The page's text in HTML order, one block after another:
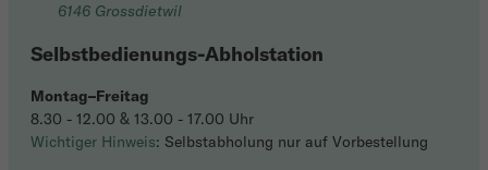
6146 Grossdietwil
Selbstbedienungs-Abholstation
Montag–Freitag
8.30 - 12.00 & 13.00 - 17.00 Uhr
Wichtiger Hinweis: Selbstabholung nur auf Vorbestellung